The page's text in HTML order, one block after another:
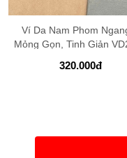
Ví Da Nam Phom
Mỏng Gọn, Tinh Giản
320.000đ